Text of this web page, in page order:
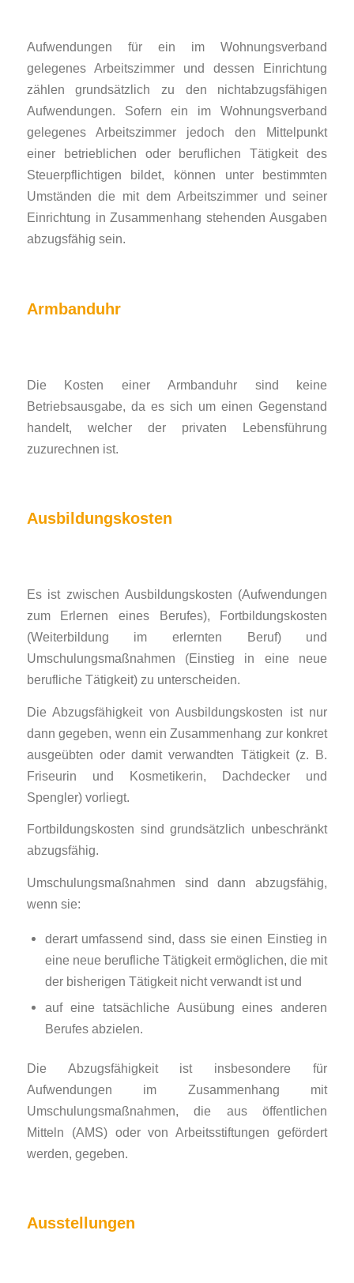
Aufwendungen für ein im Wohnungsverband
gelegenes Arbeitszimmer und dessen Einrichtung
zählen grundsätzlich zu den nichtabzugsfähigen
Aufwendungen. Sofern ein im Wohnungsverband
gelegenes Arbeitszimmer jedoch den Mittelpunkt
einer betrieblichen oder beruflichen Tätigkeit des
Steuerpflichtigen bildet, können unter bestimmten
Umständen die mit dem Arbeitszimmer und seiner
Einrichtung in Zusammenhang stehenden Ausgaben
abzugsfähig sein.
Armbanduhr
Die Kosten einer Armbanduhr sind keine
Betriebsausgabe, da es sich um einen Gegenstand
handelt, welcher der privaten Lebensführung
zuzurechnen ist.
Ausbildungskosten
Es ist zwischen Ausbildungskosten (Aufwendungen
zum Erlernen eines Berufes), Fortbildungskosten
(Weiterbildung im erlernten Beruf) und
Umschulungsmaßnahmen (Einstieg in eine neue
berufliche Tätigkeit) zu unterscheiden.
Die Abzugsfähigkeit von Ausbildungskosten ist nur
dann gegeben, wenn ein Zusammenhang zur konkret
ausgeübten oder damit verwandten Tätigkeit (z. B.
Friseurin und Kosmetikerin, Dachdecker und
Spengler) vorliegt.
Fortbildungskosten sind grundsätzlich unbeschränkt
abzugsfähig.
Umschulungsmaßnahmen sind dann abzugsfähig,
wenn sie:
derart umfassend sind, dass sie einen Einstieg in
eine neue berufliche Tätigkeit ermöglichen, die mit
der bisherigen Tätigkeit nicht verwandt ist und
auf eine tatsächliche Ausübung eines anderen
Berufes abzielen.
Die Abzugsfähigkeit ist insbesondere für
Aufwendungen im Zusammenhang mit
Umschulungsmaßnahmen, die aus öffentlichen
Mitteln (AMS) oder von Arbeitsstiftungen gefördert
werden, gegeben.
Ausstellungen